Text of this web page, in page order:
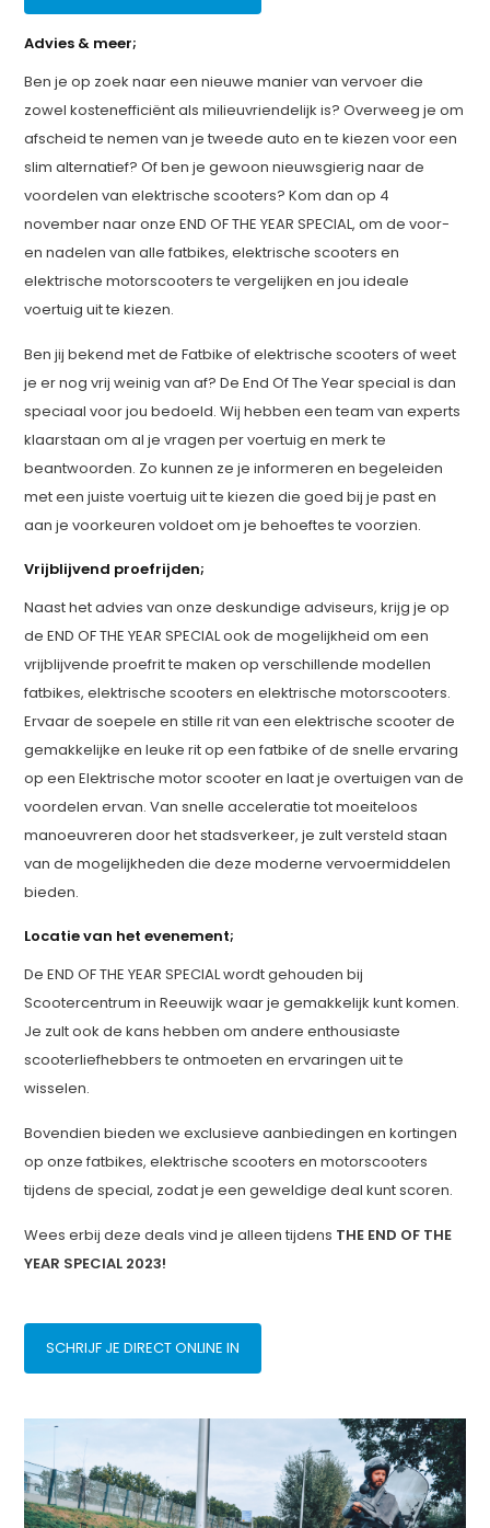
Advies & meer;
Ben je op zoek naar een nieuwe manier van vervoer die
zowel kostenefficiënt als milieuvriendelijk is? Overweeg je om
afscheid te nemen van je tweede auto en te kiezen voor een
slim alternatief? Of ben je gewoon nieuwsgierig naar de
voordelen van elektrische scooters? Kom dan op 4
november naar onze END OF THE YEAR SPECIAL, om de voor-
en nadelen van alle fatbikes, elektrische scooters en
elektrische motorscooters te vergelijken en jou ideale
voertuig uit te kiezen.
Ben jij bekend met de Fatbike of elektrische scooters of weet
je er nog vrij weinig van af? De End Of The Year special is dan
speciaal voor jou bedoeld. Wij hebben een team van experts
klaarstaan om al je vragen per voertuig en merk te
beantwoorden. Zo kunnen ze je informeren en begeleiden
met een juiste voertuig uit te kiezen die goed bij je past en
aan je voorkeuren voldoet om je behoeftes te voorzien.
Vrijblijvend proefrijden;
Naast het advies van onze deskundige adviseurs, krijg je op
de END OF THE YEAR SPECIAL ook de mogelijkheid om een
vrijblijvende proefrit te maken op verschillende modellen
fatbikes, elektrische scooters en elektrische motorscooters.
Ervaar de soepele en stille rit van een elektrische scooter de
gemakkelijke en leuke rit op een fatbike of de snelle ervaring
op een Elektrische motor scooter en laat je overtuigen van de
voordelen ervan. Van snelle acceleratie tot moeiteloos
manoeuvreren door het stadsverkeer, je zult versteld staan
van de mogelijkheden die deze moderne vervoermiddelen
bieden.
Locatie van het evenement;
De END OF THE YEAR SPECIAL wordt gehouden bij
Scootercentrum in Reeuwijk waar je gemakkelijk kunt komen.
Je zult ook de kans hebben om andere enthousiaste
scooterliefhebbers te ontmoeten en ervaringen uit te
wisselen.
Bovendien bieden we exclusieve aanbiedingen en kortingen
op onze fatbikes, elektrische scooters en motorscooters
tijdens de special, zodat je een geweldige deal kunt scoren.
Wees erbij deze deals vind je alleen tijdens THE END OF THE
YEAR SPECIAL 2023!
SCHRIJF JE DIRECT ONLINE IN